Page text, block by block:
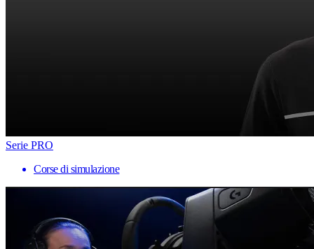
Serie PRO
Corse di simulazione